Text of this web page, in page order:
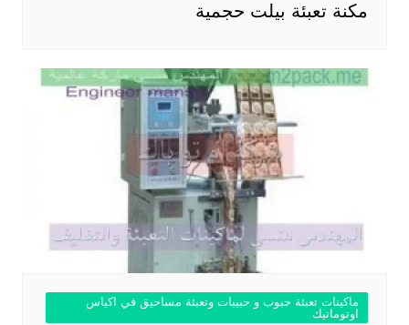
مكنة تعبئة بيلت حجمية
ماكينات تعبئة حبوب و حبيبات وتعبئة مساحيق في اكياس
اوتوماتيك